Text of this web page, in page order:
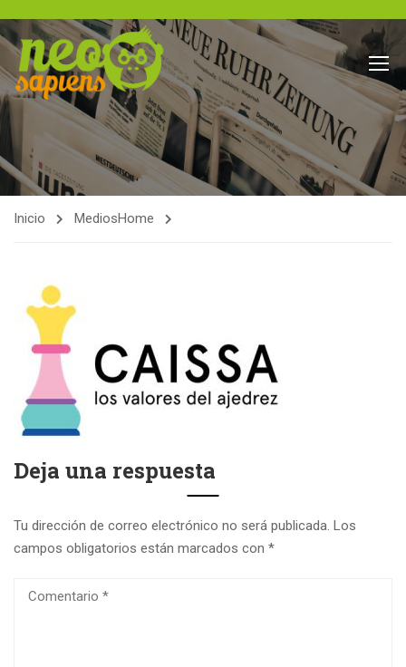
Inicio MediosHome
Deja una respuesta
Tu dirección de correo electrónico no será publicada. Los
campos obligatorios están marcados con *